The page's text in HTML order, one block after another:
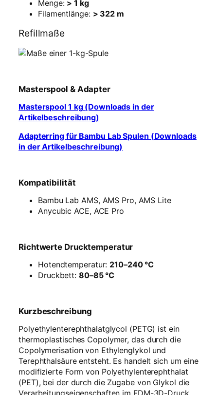
Menge: > 1 kg
Filamentlänge: > 322 m
Refillmaße
Masterspool & Adapter
Masterspool 1 kg (Downloads in der
Artikelbeschreibung)
Adapterring für Bambu Lab Spulen (Downloads
in der Artikelbeschreibung)
Kompatibilität
Bambu Lab AMS, AMS Pro, AMS Lite
Anycubic ACE, ACE Pro
Richtwerte Drucktemperatur
Hotendtemperatur: 210–240 °C
Druckbett: 80–85 °C
Kurzbeschreibung
Polyethylenterephthalatglycol (PETG) ist ein
thermoplastisches Copolymer, das durch die
Copolymerisation von Ethylenglykol und
Terephthalsäure entsteht. Es handelt sich um eine
modifizierte Form von Polyethylenterephthalat
(PET), bei der durch die Zugabe von Glykol die